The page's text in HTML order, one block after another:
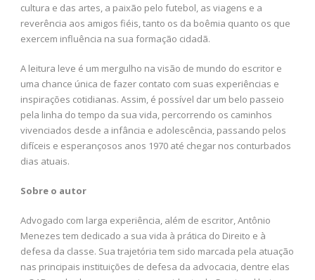
cultura e das artes, a paixão pelo futebol, as viagens e a
reverência aos amigos fiéis, tanto os da boêmia quanto os que
exercem influência na sua formação cidadã.
A leitura leve é um mergulho na visão de mundo do escritor e
uma chance única de fazer contato com suas experiências e
inspirações cotidianas. Assim, é possível dar um belo passeio
pela linha do tempo da sua vida, percorrendo os caminhos
vivenciados desde a infância e adolescência, passando pelos
difíceis e esperançosos anos 1970 até chegar nos conturbados
dias atuais.
Sobre o autor
Advogado com larga experiência, além de escritor, Antônio
Menezes tem dedicado a sua vida à prática do Direito e à
defesa da classe. Sua trajetória tem sido marcada pela atuação
nas principais instituições de defesa da advocacia, dentre elas